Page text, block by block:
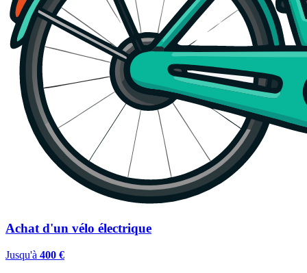
Achat d'un vélo électrique
Jusqu'à 400 €